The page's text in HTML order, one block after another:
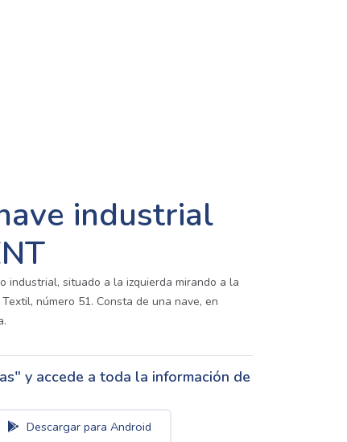
industrial
industrial, situado a la izquierda mirando a la
número 51. Consta de una nave, en
y accede a toda la información de
Descargar para Android